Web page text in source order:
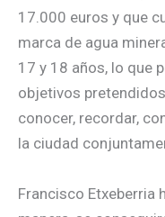
17.000 euros y que
marca de agua
17 y 18 años, lo que
objetivos
conocer, recordar,
la ciudad
Francisco Etxeberria